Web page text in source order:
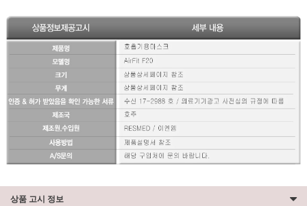
상품 고시 정보